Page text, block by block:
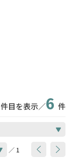
件目を表示／6 件
／ 1